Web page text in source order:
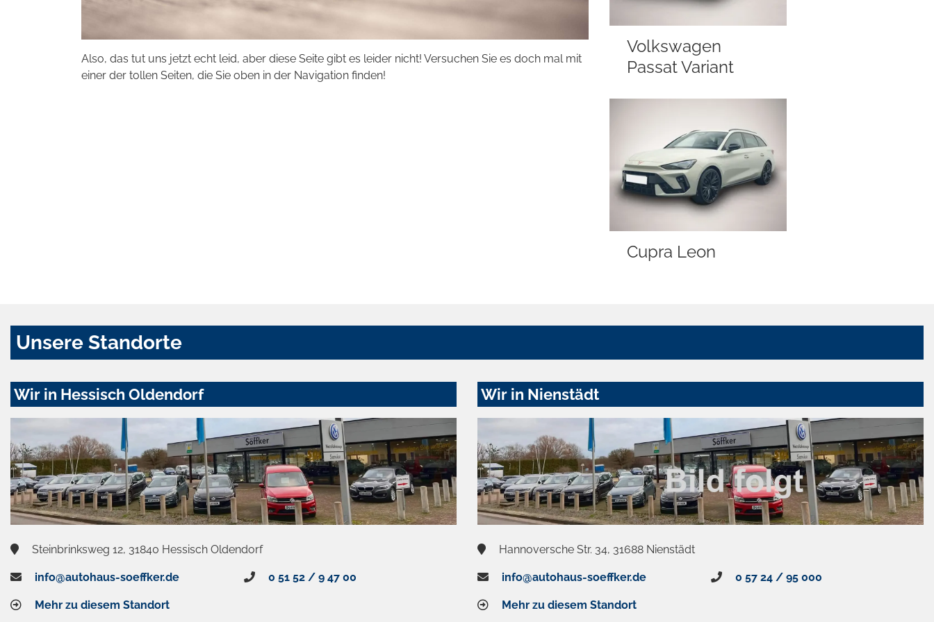
Also, das tut uns jetzt echt leid, aber diese Seite gibt es leider nicht! Versuchen Sie es doch mal mit
einer der tollen Seiten, die Sie oben in der Navigation finden!
Volkswagen
Passat Variant
Cupra Leon
Unsere Standorte
Wir in Hessisch Oldendorf
Steinbrinksweg 12, 31840 Hessisch Oldendorf
info@autohaus-soeffker.de 0 51 52 / 9 47 00
Mehr zu diesem Standort
Wir in Nienstädt
Hannoversche Str. 34, 31688 Nienstädt
info@autohaus-soeffker.de 0 57 24 / 95 000
Mehr zu diesem Standort